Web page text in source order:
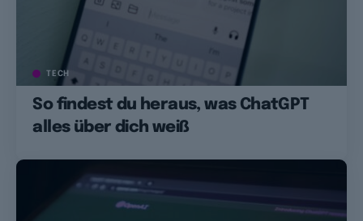
TECH
So findest du heraus, was ChatGPT
alles über dich weiß